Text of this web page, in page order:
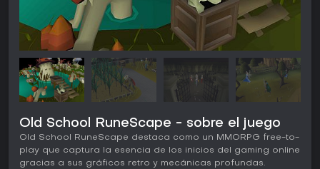
Old School RuneScape - sobre el juego
Old School RuneScape destaca como un MMORPG free-to-
play que captura la esencia de los inicios del gaming online
gracias a sus gráficos retro y mecánicas profundas.